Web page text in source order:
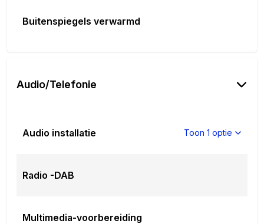
Buitenspiegels verwarmd
Audio/Telefonie
Audio installatie Toon 1 optie
Radio -DAB
Multimedia-voorbereiding